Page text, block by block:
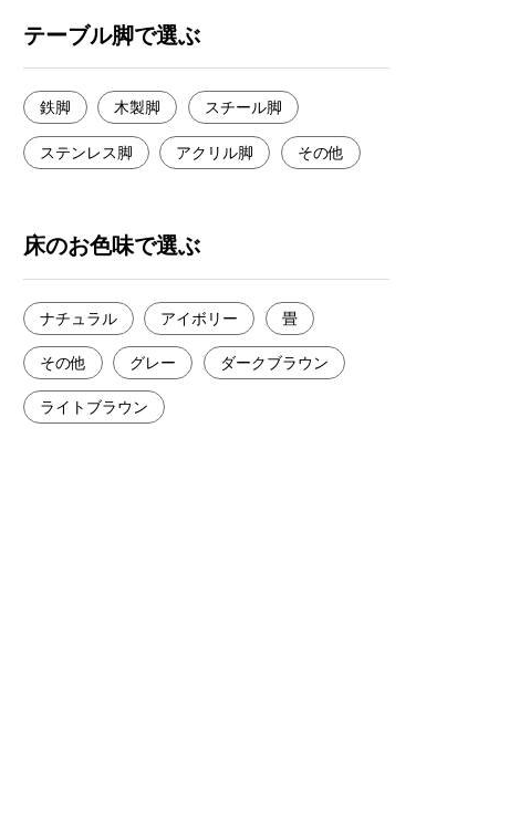
テーブル脚で選ぶ
鉄脚 木製脚 スチール脚
ステンレス脚 アクリル脚 その他
床のお色味で選ぶ
ナチュラル アイボリー 畳
その他 グレー ダークブラウン
ライトブラウン